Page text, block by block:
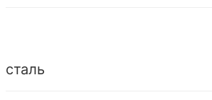
сталь